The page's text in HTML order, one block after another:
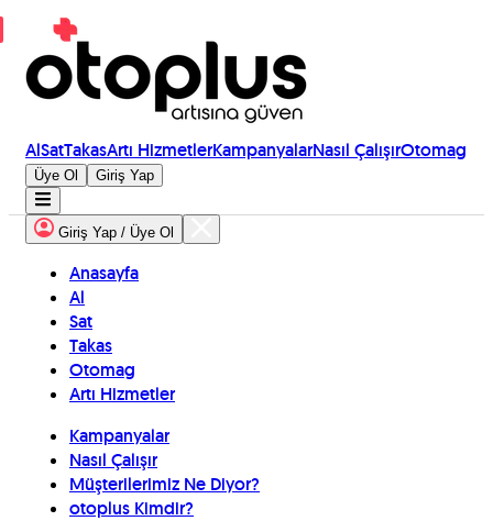
AlSatTakasArtı HizmetlerKampanyalarNasıl ÇalışırOtomag
Üye Ol Giriş Yap
Giriş Yap / Üye Ol
Anasayfa
Al
Sat
Takas
Otomag
Artı Hizmetler
Kampanyalar
Nasıl Çalışır
Müşterilerimiz Ne Diyor?
otoplus Kimdir?